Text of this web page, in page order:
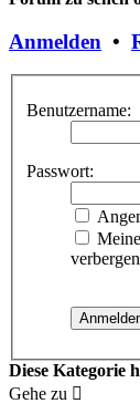
Anmelden •
Benutzername:
Passwort:
verbergen
Diese Kategorie
Gehe zu